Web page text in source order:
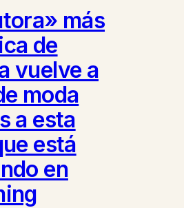
más
de
vuelve a
moda
a esta
está
en